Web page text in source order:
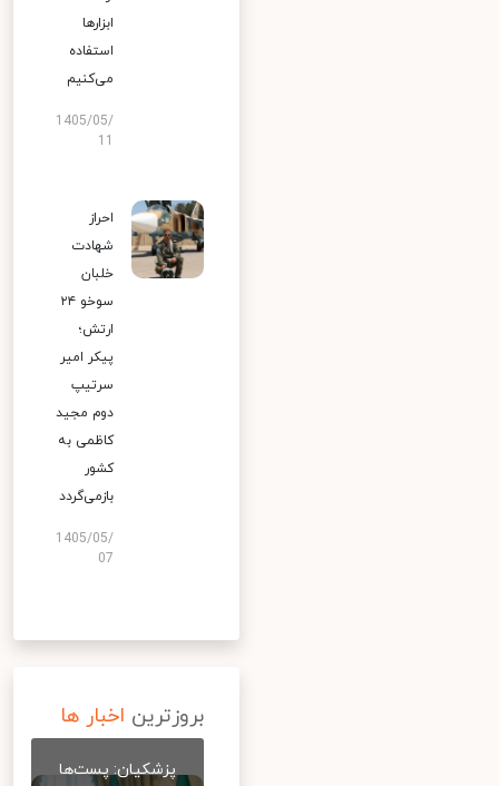
ابزارها
استفاده
می‌کنیم
1405/05/
احراز
شهادت
خلبان
سوخو ۲۴
ارتش؛
پیکر امیر
سرتیپ
دوم مجید
کاظمی به
کشور
بازمی‌گردد
1405/05/
07
بروزترین اخبار ها
پزشکیان: پست‌ها